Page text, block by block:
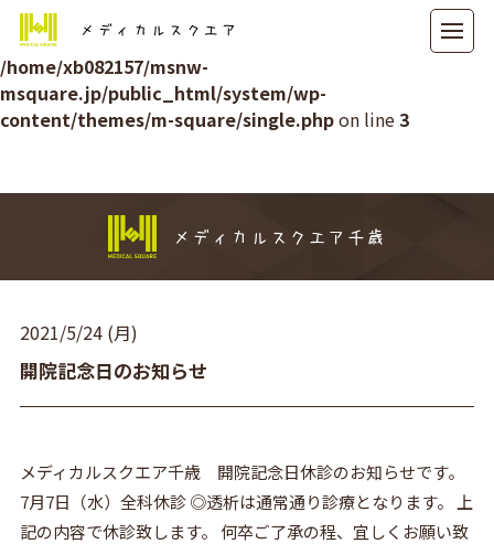
メディカルスクエア
Warning
: Attempt to read property "ID" on null in
/home/xb082157/msnw-
msquare.jp/public_html/system/wp-
content/themes/m-square/single.phpon line3
メディカルスクエア千歳
2021/5/24 (月)
開院記念日のお知らせ
メディカルスクエア千歳 開院記念日休診のお知らせです。
7月7日（水）全科休診 ◎透析は通常通り診療となります。 上
記の内容で休診致します。 何卒ご了承の程、宜しくお願い致